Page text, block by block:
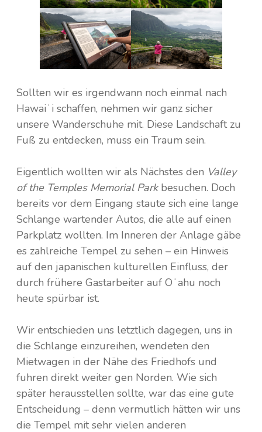
Sollten wir es irgendwann noch einmal nach
Hawaiʻi schaffen, nehmen wir ganz sicher
unsere Wanderschuhe mit. Diese Landschaft zu
Fuß zu entdecken, muss ein Traum sein.
Eigentlich wollten wir als Nächstes den Valley
of the Temples Memorial Parkbesuchen. Doch
bereits vor dem Eingang staute sich eine lange
Schlange wartender Autos, die alle auf einen
Parkplatz wollten. Im Inneren der Anlage gäbe
es zahlreiche Tempel zu sehen – ein Hinweis
auf den japanischen kulturellen Einfluss, der
durch frühere Gastarbeiter auf Oʻahu noch
heute spürbar ist.
Wir entschieden uns letztlich dagegen, uns in
die Schlange einzureihen, wendeten den
Mietwagen in der Nähe des Friedhofs und
fuhren direkt weiter gen Norden. Wie sich
später herausstellen sollte, war das eine gute
Entscheidung – denn vermutlich hätten wir uns
die Tempel mit sehr vielen anderen